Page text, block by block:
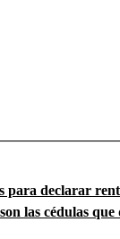
para declarar
las cédulas